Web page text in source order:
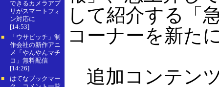
できるカメラアプ
リがスマートフォ
ン対応に
[14:53]
■
「ウサビッチ」制
作会社の新作アニ
メ「やんやんマチ
コ」無料配信
[14:26]
■
はてなブックマー
して紹介する「
コーナーを新た
追加コンテン